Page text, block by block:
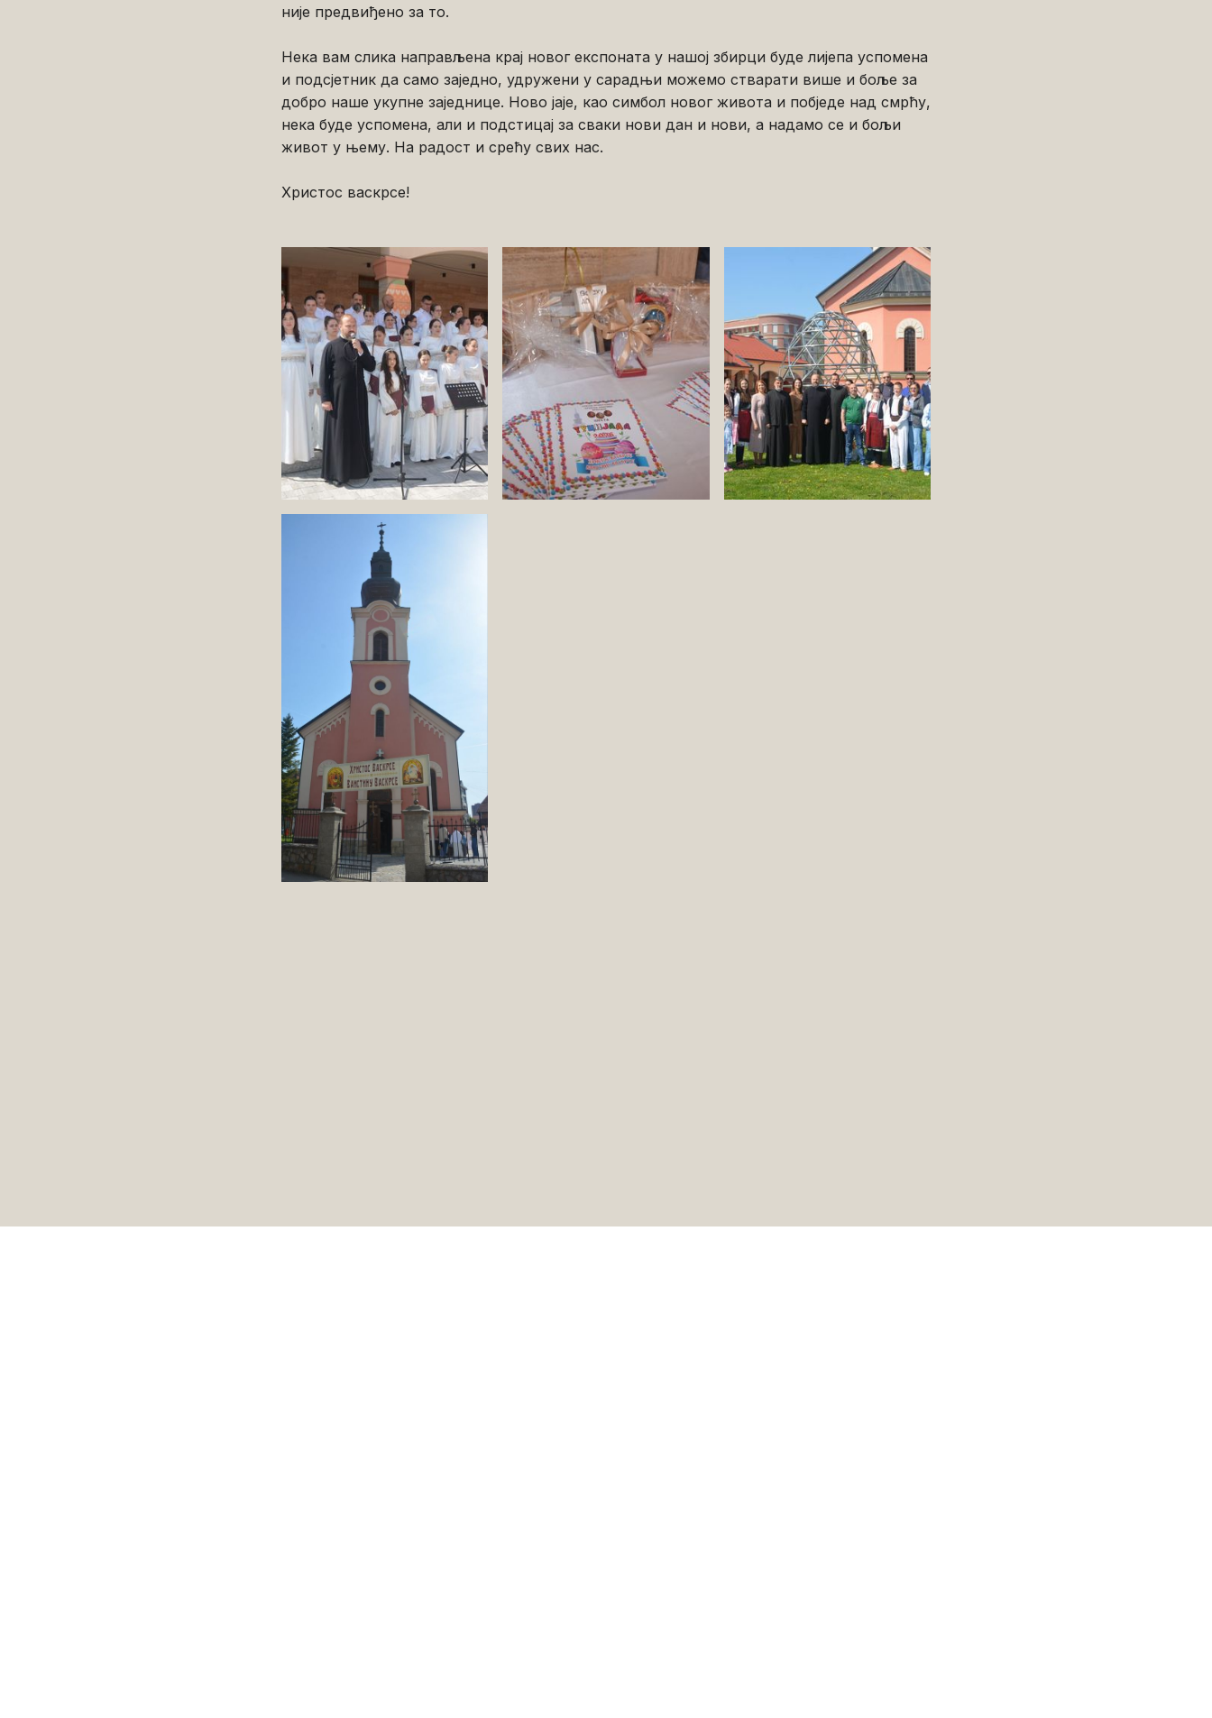
није предвиђено за то.
Нека вам слика направљена крај новог експоната у нашој збирци буде лијепа успомена
и подсјетник да само заједно, удружени у сарадњи можемо стварати више и боље за
добро наше укупне заједнице. Ново јаје, као симбол новог живота и побједе над смрћу,
нека буде успомена, али и подстицај за сваки нови дан и нови, а надамо се и бољи
живот у њему. На радост и срећу свих нас.
Христос васкрсе!